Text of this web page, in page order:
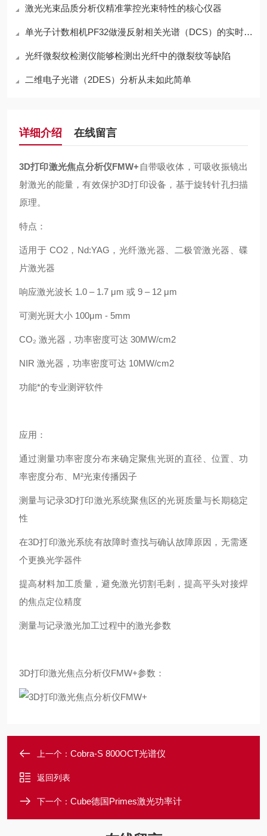
激光光束品质分析仪精准掌控光束特性的核心仪器
单光子计数相机PF32做漫反射相关光谱（DCS）的实时测量
光纤微裂纹检测仪能够检测出光纤中的微裂纹等缺陷
二维电子光谱（2DES）分析从未如此简单
详细介绍 在线留言
3D打印激光焦点分析仪FMW+自带吸收体，可吸收振镜出
射激光的能量，有效保护3D打印设备，基于旋转针孔扫描
原理。
特点：
适用于 CO2，Nd:YAG，光纤激光器、二极管激光器、碟
片激光器
响应激光波长 1.0 – 1.7 μm 或 9 – 12 μm
可测光斑大小 100μm - 5mm
CO₂ 激光器，功率密度可达 30MW/cm2
NIR 激光器，功率密度可达 10MW/cm2
功能*的专业测评软件
应用：
通过测量功率密度分布来确定聚焦光斑的直径、位置、功
率密度分布、M²光束传播因子
测量与记录3D打印激光系统聚焦区的光斑质量与长期稳定
性
在3D打印激光系统有故障时查找与确认故障原因，无需逐
个更换光学器件
提高材料加工质量，避免激光切割毛刺，提高平头对接焊
的焦点定位精度
测量与记录激光加工过程中的激光参数
3D打印激光焦点分析仪FMW+参数：
上一个： Cobra-S 800OCT光谱仪
返回列表
下一个： Cube德国Primes激光功率计